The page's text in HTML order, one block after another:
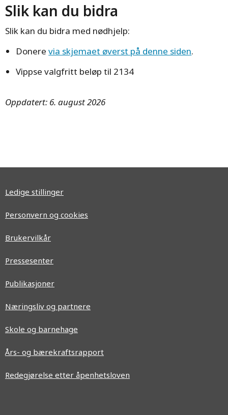
Slik kan du bidra
Slik kan du bidra med nødhjelp:
Donerevia skjemaet øverst på denne siden.
Vippse valgfritt beløp til 2134
Oppdatert: 6. august 2026
Ledige stillinger
Personvern og cookies
Brukervilkår
Pressesenter
Publikasjoner
Næringsliv og partnere
Skole og barnehage
Års- og bærekraftsrapport
Redegjørelse etter åpenhetsloven